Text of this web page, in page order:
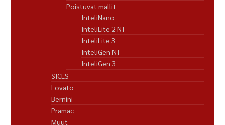
Poistuvat mallit
InteliNano
InteliLite 2 NT
InteliLite 3
InteliGen NT
InteliGen 3
SICES
Lovato
Bernini
Pramac
Muut